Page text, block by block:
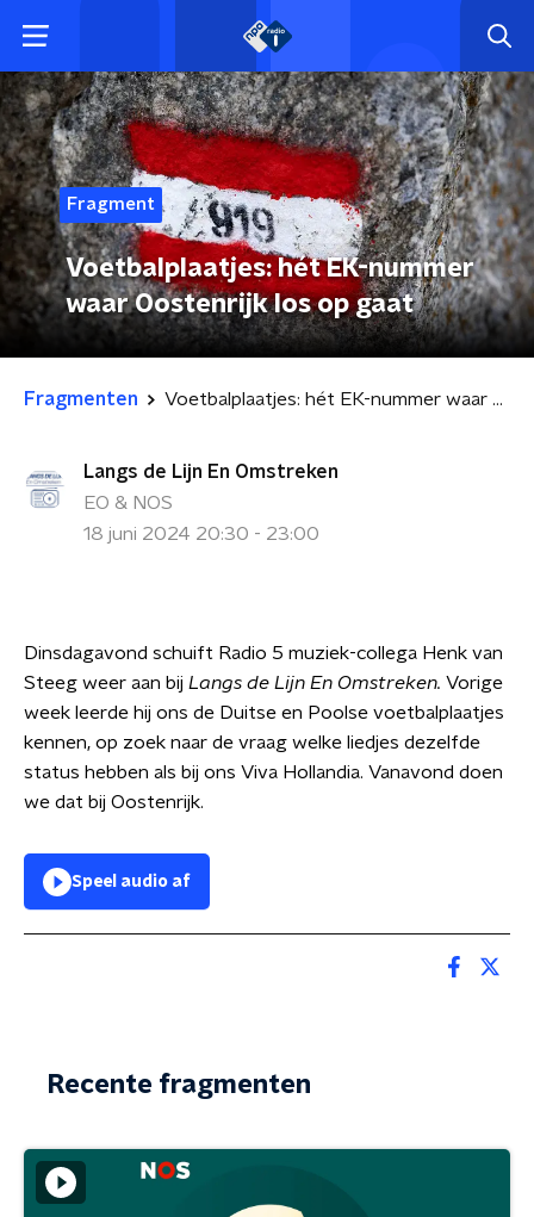
Fragment
Voetbalplaatjes: hét EK-nummer
waar Oostenrijk los op gaat
Fragmenten Voetbalplaatjes: hét EK-nummer waar Oostenrijk los op gaat
Langs de Lijn En Omstreken
EO & NOS
18 juni 2024 20:30 - 23:00
Dinsdagavond schuift Radio 5 muziek-collega Henk van
Steeg weer aan bij Langs de Lijn En Omstreken. Vorige
week leerde hij ons de Duitse en Poolse voetbalplaatjes
kennen, op zoek naar de vraag welke liedjes dezelfde
status hebben als bij ons Viva Hollandia. Vanavond doen
we dat bij Oostenrijk.
Speel audio af
Recente fragmenten